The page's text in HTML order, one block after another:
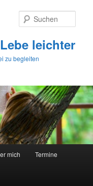
leichter
zu begleiten
mich Termine